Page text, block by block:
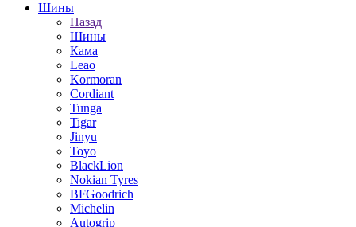
Шины
Назад
Шины
Кама
Leao
Kormoran
Cordiant
Tunga
Tigar
Jinyu
Toyo
BlackLion
Nokian Tyres
BFGoodrich
Michelin
Autogrip